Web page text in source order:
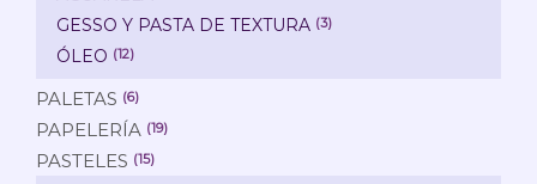
GESSO Y PASTA DE TEXTURA (3)
ÓLEO (12)
PALETAS (6)
PAPELERÍA (19)
PASTELES (15)